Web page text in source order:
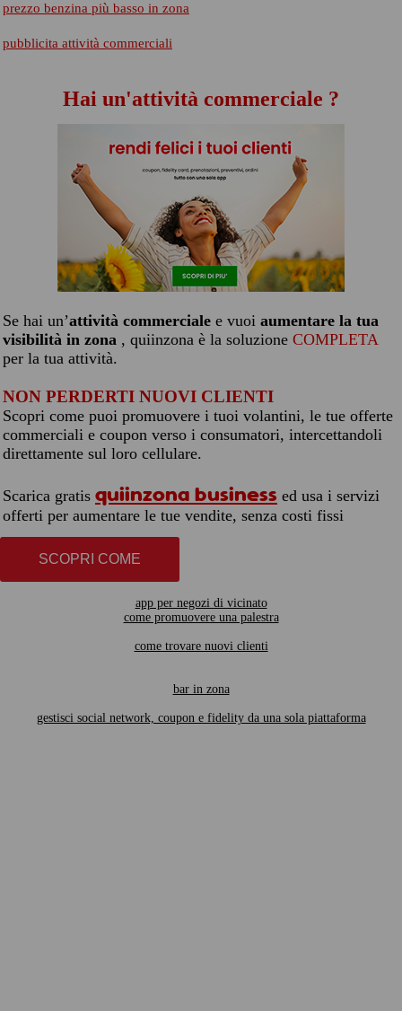
prezzo benzina più basso in zona
pubblicita attività commerciali
Hai un'attività commerciale ?
Se hai un’attività commerciale e vuoi aumentare la tua
visibilità in zona , quiinzona è la soluzione COMPLETA
per la tua attività.
NON PERDERTI NUOVI CLIENTI
Scopri come puoi promuovere i tuoi volantini, le tue offerte
commerciali e coupon verso i consumatori, intercettandoli
direttamente sul loro cellulare.
Scarica gratis quiinzona business ed usa i servizi
offerti per aumentare le tue vendite, senza costi fissi
SCOPRI COME
app per negozi di vicinato
come promuovere una palestra
come trovare nuovi clienti
bar in zona
gestisci social network, coupon e fidelity da una sola piattaforma